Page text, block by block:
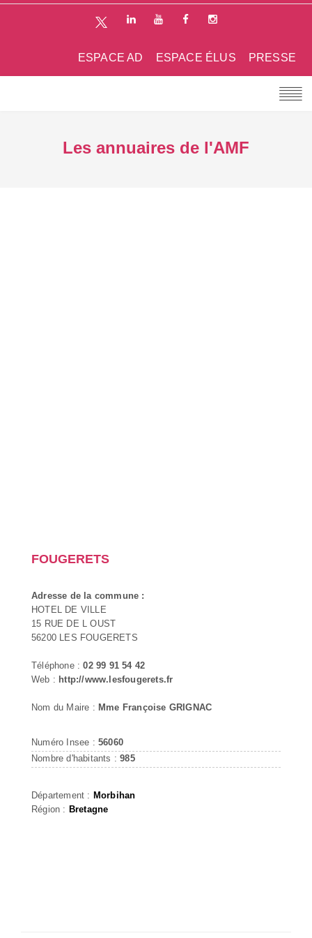
PRESSE
ESPACE ÉLUS
ESPACE AD
Les annuaires de l'AMF
FOUGERETS
Adresse de la commune :
HOTEL DE VILLE
15 RUE DE L OUST
56200 LES FOUGERETS
Téléphone :02 99 91 54 42
Web : http://www.lesfougerets.fr
Nom du Maire : Mme Françoise GRIGNAC
Numéro Insee : 56060
Nombre d'habitants :985
Département : Morbihan
Région : Bretagne